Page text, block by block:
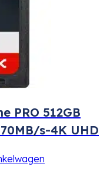
PRO 512GB
s-4K UHD